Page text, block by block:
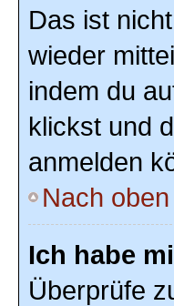
Das ist
wieder
indem du
klickst und
anmelden
Nach oben
Ich habe
Überprüfe